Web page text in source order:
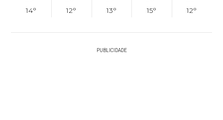
14°
12°
13°
15°
12°
PUBLICIDADE